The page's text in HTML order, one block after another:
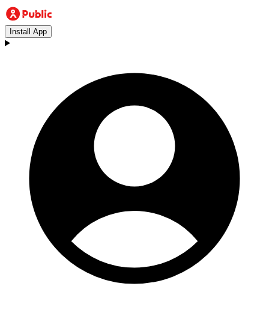
Install App